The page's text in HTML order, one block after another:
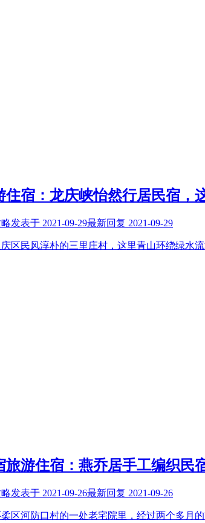
宿：龙庆峡怡然行居民宿
发表于 2021-09-29最新回复 2021-09-29
区民风淳朴的三里庄村，这里青山环绕绿水
游住宿：燕乔居手工编织民
发表于 2021-09-26最新回复 2021-09-26
区河防口村的一处老宅院里，经过两个多月